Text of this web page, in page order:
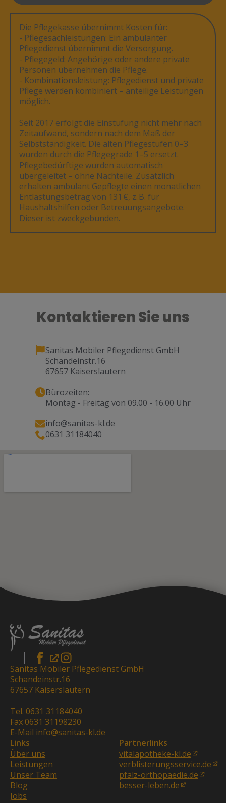
Die Pflegekasse übernimmt Kosten für:
- Pflegesachleistungen: Ein ambulanter
Pflegedienst übernimmt die Versorgung.
- Pflegegeld: Angehörige oder andere private
Personen übernehmen die Pflege.
- Kombinationsleistung: Pflegedienst und private
Pflege werden kombiniert – anteilige Leistungen
möglich.
Seit 2017 erfolgt die Einstufung nicht mehr nach
Zeitaufwand, sondern nach dem Maß der
Selbstständigkeit. Die alten Pflegestufen 0–3
wurden durch die Pflegegrade 1–5 ersetzt.
Pflegebedürftige wurden automatisch
übergeleitet – ohne Nachteile. Zusätzlich
erhalten ambulant Gepflegte einen monatlichen
Entlastungsbetrag von 131 €, z. B. für
Haushaltshilfen oder Betreuungsangebote.
Dieser ist zweckgebunden.
Kontaktieren Sie uns
Sanitas Mobiler Pflegedienst GmbH
Schandeinstr.16
67657 Kaiserslautern
Bürozeiten:
Montag - Freitag von 09.00 - 16.00 Uhr
info@sanitas-kl.de
0631 31184040
Sanitas Mobiler Pflegedienst GmbH
Schandeinstr.16
67657 Kaiserslautern
Tel. 0631 31184040
Fax 0631 31198230
E-Mail info@sanitas-kl.de
Links
Über uns
Leistungen
Unser Team
Blog
Jobs
Partnerlinks
vitalapotheke-kl.de
verblisterungsservice.de
pfalz-orthopaedie.de
besser-leben.de